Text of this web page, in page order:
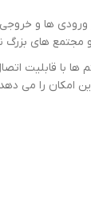
ورودی ها و
و مجتمع های
ها با قابلیت
امکان را می